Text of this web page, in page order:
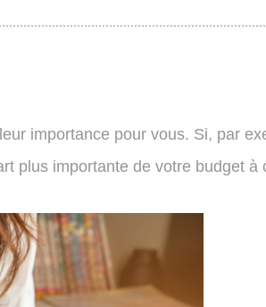
importance pour vous. Si, par
plus importante de votre budget à